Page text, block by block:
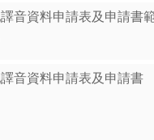
音資料申請表及申請書
音資料申請表及申請書